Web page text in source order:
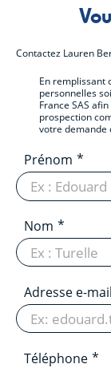
Contactez Lauren
En remplissant
personnelles
France SAS
prospection
votre demande
Prénom
Nom
Adresse e-mail
Téléphone